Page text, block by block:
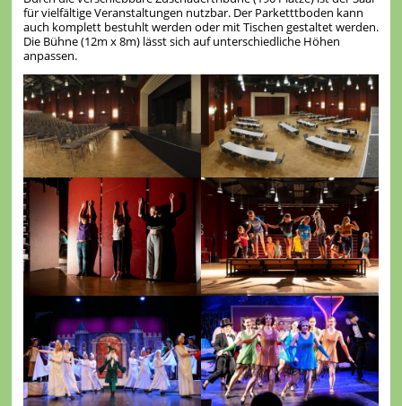
für vielfältige Veranstaltungen nutzbar. Der Parketttboden kann
auch komplett bestuhlt werden oder mit Tischen gestaltet werden.
Die Bühne (12m x 8m) lässt sich auf unterschiedliche Höhen
anpassen.